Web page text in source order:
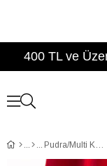
400 TL ve
Pudra/Multi Kadın Sneakers D367011709